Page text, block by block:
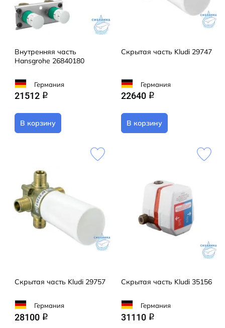
Внутренняя часть
Hansgrohe 26840180
Германия
21512 q
В корзину
Скрытая часть Kludi 29747
Германия
22640 q
В корзину
Скрытая часть Kludi 29757
Германия
28100 q
Скрытая часть Kludi 35156
Германия
31110 q